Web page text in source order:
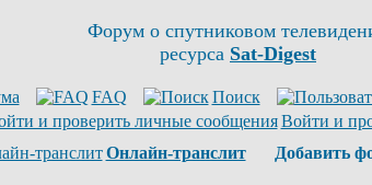
Форум о спутниковом
ресурса Sat-Digest
FAQ Поиск
Войти и
Онлайн-транслит
Добавить